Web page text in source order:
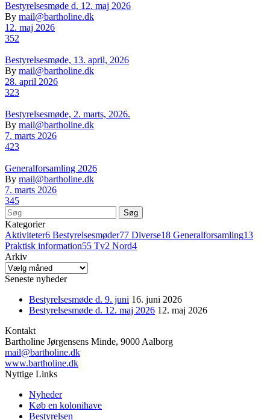
Bestyrelsesmøde d. 12. maj 2026
By mail@bartholine.dk
12. maj 2026
352
Bestyrelsesmøde, 13. april, 2026
By mail@bartholine.dk
28. april 2026
323
Bestyrelsesmøde, 2. marts, 2026.
By mail@bartholine.dk
7. marts 2026
423
Generalforsamling 2026
By mail@bartholine.dk
7. marts 2026
345
Søg
Kategorier
Aktiviteter6 Bestyrelsesmøder77 Diverse18 Generalforsamling13
Praktisk information55 Tv2 Nord4
Arkiv
Arkiv
Seneste nyheder
Bestyrelsesmøde d. 9. juni 16. juni 2026
Bestyrelsesmøde d. 12. maj 2026 12. maj 2026
Kontakt
Bartholine Jørgensens Minde, 9000 Aalborg
mail@bartholine.dk
www.bartholine.dk
Nyttige Links
Nyheder
Køb en kolonihave
Bestyrelsen